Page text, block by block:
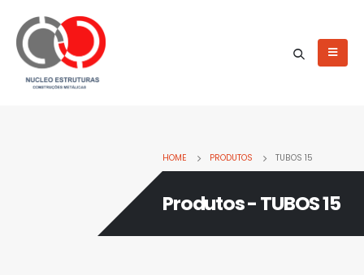
HOME PRODUTOS TUBOS 15
Produtos - TUBOS 15